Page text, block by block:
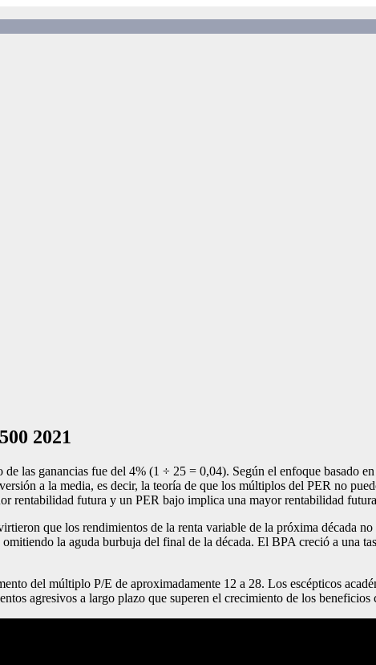
2021
las ganancias fue del 4% (1 ÷ 25 = 0,04). Según el enfoque basado
a la media, es decir, la teoría de que los múltiplos del PER no
rentabilidad futura y un PER bajo implica una mayor rentabilidad
que los rendimientos de la renta variable de la próxima década
la aguda burbuja del final de la década. El BPA creció a una
del múltiplo P/E de aproximadamente 12 a 28. Los escépticos
agresivos a largo plazo que superen el crecimiento de los